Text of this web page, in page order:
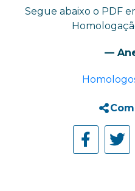
Segue abaixo o PDF
—